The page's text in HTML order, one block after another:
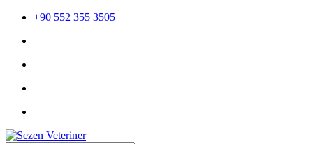
+90 552 355 3505